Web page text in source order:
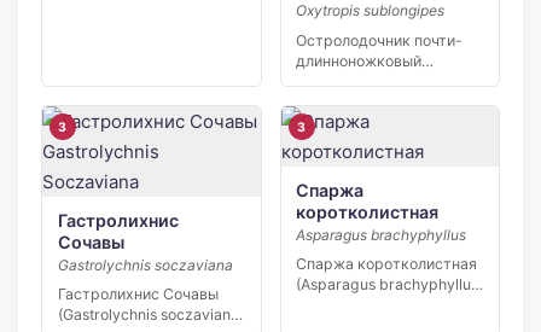
Oxytropis sublongipes
Остролодочник почти-
длинноножковый
узколокальный эндемик
Якутии,…
3
Гастролихнис
Сочавы
Gastrolychnis soczaviana
Гастролихнис Сочавы
(Gastrolychnis soczaviana)
3
Спаржа
коротколистная
Asparagus brachyphyllus
Спаржа коротколистная
(Asparagus brachyphyllus)